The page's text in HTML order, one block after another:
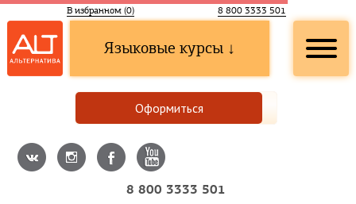
В избранном (0) 8 800 3333 501
Языковые курсы ↓
Оформиться
8 800 3333 501